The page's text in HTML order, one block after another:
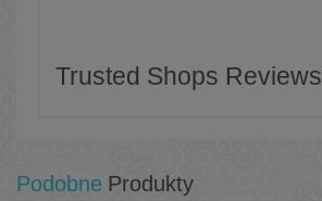
Trusted Shops Reviews
Podobne Produkty